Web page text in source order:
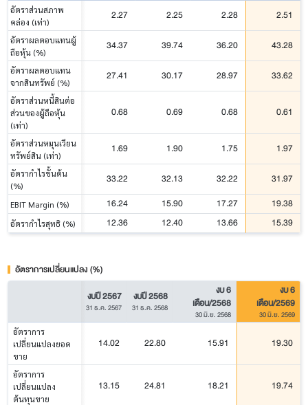
อัตราส่วนสภาพ
คล่อง (เท่า)
2.27 2.25 2.28 2.51
อัตราผลตอบแทนผู้
ถือหุ้น (%)
34.37 39.74 36.20 43.28
อัตราผลตอบแทน
จากสินทรัพย์ (%)
27.41 30.17 28.97 33.62
อัตราส่วนหนี้สินต่อ
ส่วนของผู้ถือหุ้น
(เท่า)
0.68 0.69 0.68 0.61
อัตราส่วนหมุนเวียน
ทรัพย์สิน (เท่า)
1.69 1.90 1.75 1.97
อัตรากำไรขั้นต้น
(%)
33.22 32.13 32.22 31.97
EBIT Margin (%) 16.24 15.90 17.27 19.38
อัตรากำไรสุทธิ (%) 12.36 12.40 13.66 15.39
อัตราการเปลี่ยนแปลง (%)
งบปี 2567
31 ธ.ค. 2567
งบปี 2568
31 ธ.ค. 2568
งบ 6
เดือน/2568
30 มิ.ย. 2568
งบ 6
เดือน/2569
30 มิ.ย. 2569
อัตราการ
เปลี่ยนแปลงยอด
ขาย
14.02 22.80 15.91 19.30
อัตราการ
เปลี่ยนแปลง
ต้นทุนขาย
13.15 24.81 18.21 19.74